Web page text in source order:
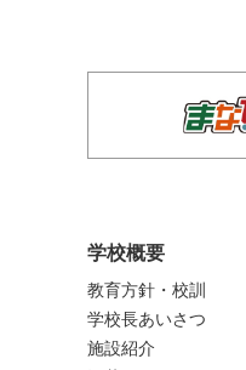
学校概要
教育方針・校訓
学校長あいさつ
施設紹介